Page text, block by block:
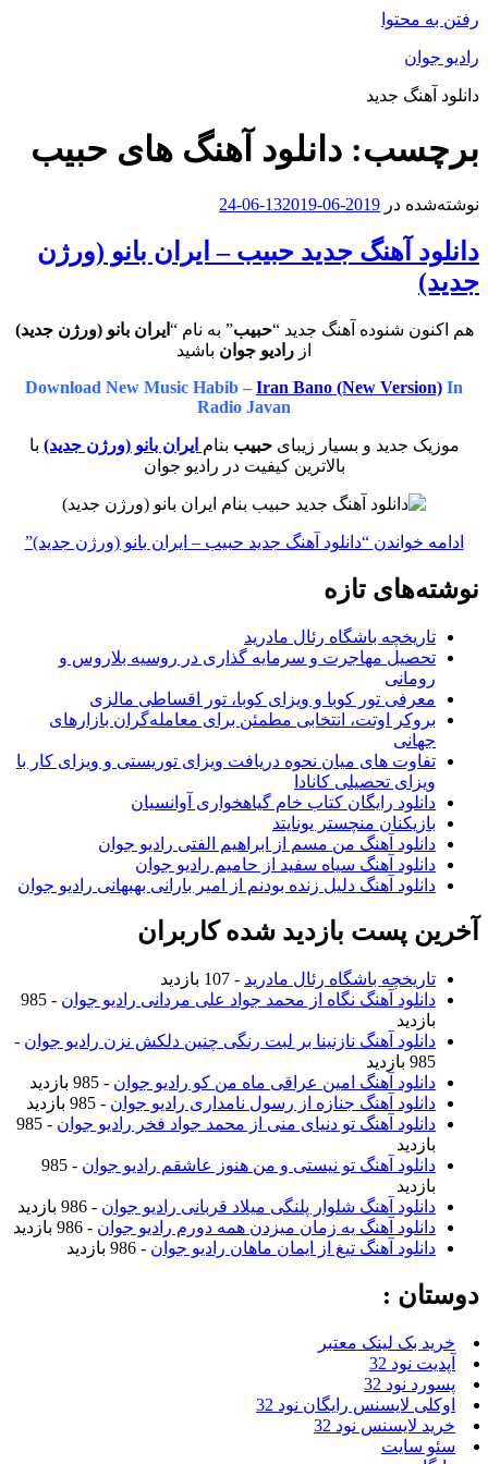
رفتن به محتوا
رادیو جوان
دانلود آهنگ جدید
برچسب: دانلود آهنگ های حبیب
نوشته‌شده در 2019-06-13
2019-06-24
دانلود آهنگ جدید حبیب – ایران بانو (ورژن
جدید)
هم اکنون شنوده آهنگ جدید “حبیب” به نام “ ایران بانو (ورژن جدید)
از رادیو جوان باشید
Download New Music Habib – Iran Bano (New Version) In
Radio Javan
موزیک جدید و بسیار زیبایحبیب بنام ایران بانو (ورژن جدید) با
بالاترین کیفیت در رادیو جوان
ادامه خواندن “دانلود آهنگ جدید حبیب – ایران بانو (ورژن جدید)”
نوشته‌های تازه
تاریخچه باشگاه رئال مادرید
تحصیل مهاجرت و سرمایه گذاری در روسیه بلاروس و
رومانی
معرفی تور کوبا و ویزای کوبا، تور اقساطی مالزی
بروکر اوتت، انتخابی مطمئن برای معامله‌گران بازارهای
جهانی
تفاوت های میان نحوه دریافت ویزای توریستی و ویزای کار با
ویزای تحصیلی کانادا
دانلود رایگان کتاب خام گیاهخواری آوانسیان
بازیکنان منچستر یونایتد
دانلود آهنگ من مسم از ابراهیم الفتی رادیو جوان
دانلود آهنگ سیاه سفید از حامیم رادیو جوان
دانلود آهنگ دلیل زنده بودنم از امیر بارانی بهبهانی رادیو جوان
آخرین پست بازدید شده کاربران
تاریخچه باشگاه رئال مادرید - 107 بازدید
دانلود آهنگ نگاه از محمد جواد علی مردانی رادیو جوان
- 985
بازدید
دانلود آهنگ نازنینا بر لبت رنگی چنین دلکش نزن رادیو جوان -
985 بازدید
دانلود آهنگ امین عراقی ماه من کو رادیو جوان - 985 بازدید
دانلود آهنگ جنازه از رسول نامداری رادیو جوان - 985 بازدید
دانلود آهنگ تو دنیای منی از محمد جواد فخر رادیو جوان
- 985
بازدید
دانلود آهنگ تو نیستی و من هنوز عاشقم رادیو جوان
- 985
بازدید
دانلود آهنگ شلوار پلنگی میلاد قربانی رادیو جوان - 986 بازدید
دانلود آهنگ یه زمان میزدن همه دورم رادیو جوان - 986 بازدید
دانلود آهنگ تیغ از ایمان ماهان رادیو جوان - 986 بازدید
دوستان :
خرید بک لینک معتبر
آپدیت نود 32
پسورد نود 32
اوکلی لایسنس رایگان نود 32
خرید لایسنس نود 32
سئو سایت